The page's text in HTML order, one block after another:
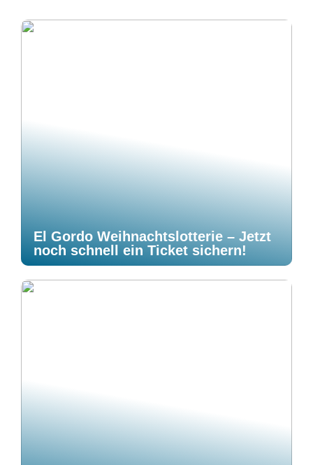
El Gordo Weihnachtslotterie – Jetzt
noch schnell ein Ticket sichern!